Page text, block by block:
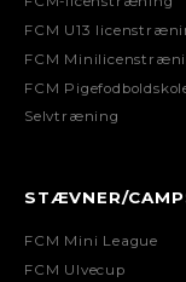
FCM U13
FCM
FCM
Selvtræning
STÆVNER/
FCM Mini League
FCM Ulvecup